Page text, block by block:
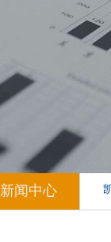
新闻中心